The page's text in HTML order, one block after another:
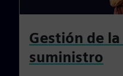
Gestión de
suministro